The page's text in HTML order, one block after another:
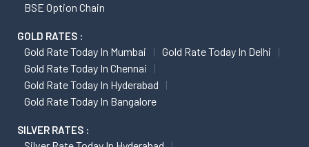
BSE Option Chain
GOLD RATES :
Gold Rate Today In Mumbai
Gold Rate Today In Delhi
Gold Rate Today In Chennai
Gold Rate Today In Hyderabad
Gold Rate Today In Bangalore
SILVER RATES :